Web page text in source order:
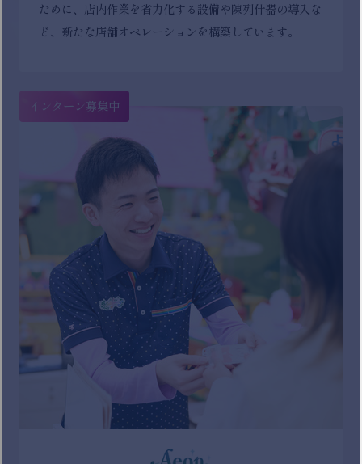
ために、店内作業を省力化する設備や陳列什器の導入な
ど、新たな店舗オペレーションを構築しています。
インターン募集中